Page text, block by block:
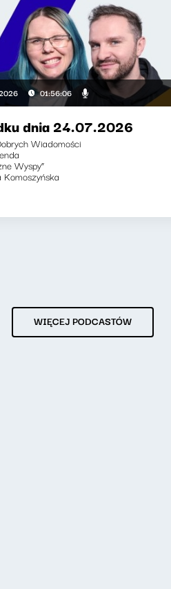
01:56:06
dnia 24.07.2026
Wiadomości
Wyspy”
Komoszyńska
WIĘCEJ PODCASTÓW